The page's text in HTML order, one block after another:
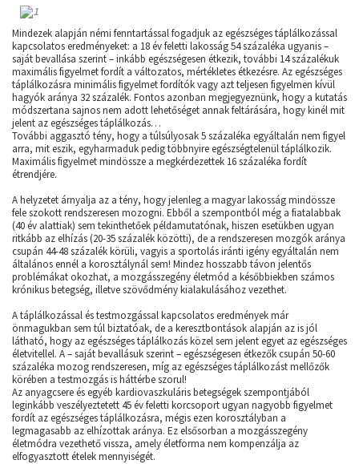
Mindezek alapján némi fenntartással fogadjuk az egészséges táplálkozással
kapcsolatos eredményeket: a 18 év feletti lakosság 54 százaléka ugyanis –
saját bevallása szerint – inkább egészségesen étkezik, további 14 százalékuk
maximális figyelmet fordít a változatos, mértékletes étkezésre. Az egészséges
táplálkozásra minimális figyelmet fordítók vagy azt teljesen figyelmen kívül
hagyók aránya 32 százalék. Fontos azonban megjegyeznünk, hogy a kutatás
módszertana sajnos nem adott lehetőséget annak feltárására, hogy kinél mit
jelent az egészséges táplálkozás…
További aggasztó tény, hogy a túlsúlyosak 5 százaléka egyáltalán nem figyel
arra, mit eszik, egyharmaduk pedig többnyire egészségtelenül táplálkozik.
Maximális figyelmet mindössze a megkérdezettek 16 százaléka fordít
étrendjére.
A helyzetet árnyalja az a tény, hogy jelenleg a magyar lakosság mindössze
fele szokott rendszeresen mozogni. Ebből a szempontból még a fiatalabbak
(40 év alattiak) sem tekinthetőek példamutatónak, hiszen esetükben ugyan
ritkább az elhízás (20-35 százalék közötti), de a rendszeresen mozgók aránya
csupán 44-48 százalék körüli, vagyis a sportolás iránti igény egyáltalán nem
általános ennél a korosztálynál sem! Mindez hosszabb távon jelentős
problémákat okozhat, a mozgásszegény életmód a későbbiekben számos
krónikus betegség, illetve szövődmény kialakulásához vezethet.
A táplálkozással és testmozgással kapcsolatos eredmények már
önmagukban sem túl biztatóak, de a keresztbontások alapján az is jól
látható, hogy az egészséges táplálkozás közel sem jelent egyet az egészséges
életvitellel. A – saját bevallásuk szerint – egészségesen étkezők csupán 50-60
százaléka mozog rendszeresen, míg az egészséges táplálkozást mellőzők
körében a testmozgás is háttérbe szorul!
Az anyagcsere és egyéb kardiovaszkuláris betegségek szempontjából
leginkább veszélyeztetett 45 év feletti korcsoport ugyan nagyobb figyelmet
fordít az egészséges táplálkozásra, mégis ezen korosztályban a
legmagasabb az elhízottak aránya. Ez elsősorban a mozgásszegény
életmódra vezethető vissza, amely életforma nem kompenzálja az
elfogyasztott ételek mennyiségét.